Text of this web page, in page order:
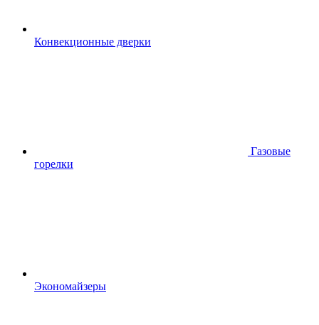
Конвекционные дверки
Газовые
горелки
Экономайзеры